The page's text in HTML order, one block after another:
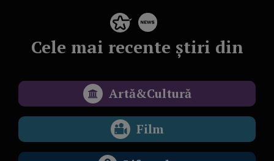
Cele mai recente știri din
Artă&Cultură
Film